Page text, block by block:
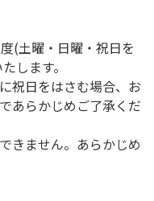
(土曜・日曜・祝日を
します。
祝日をはさむ場合、お
あらかじめご了承くだ
きません。あらかじめ